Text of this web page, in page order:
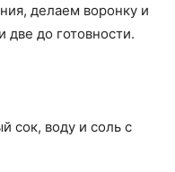
делаем воронку и
до готовности.
сок, воду и соль с